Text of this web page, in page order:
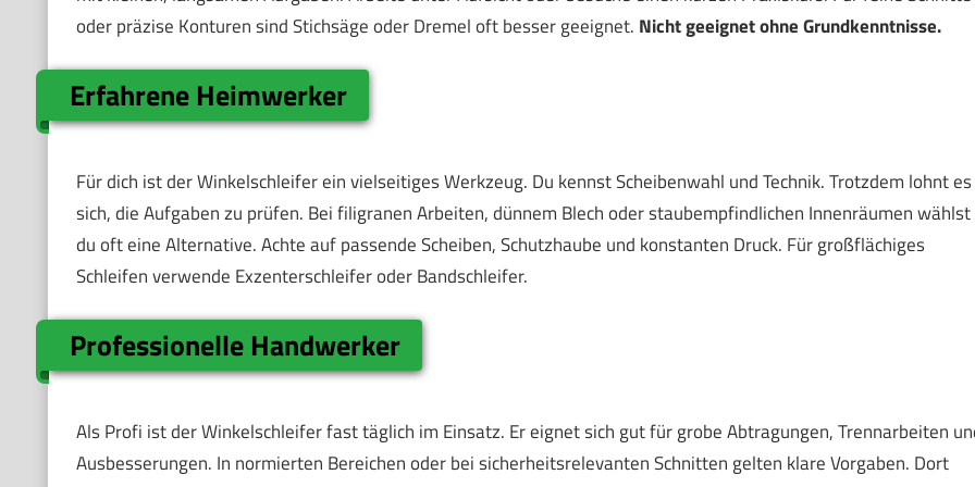
oder präzise Konturen sind Stichsäge oder Dremel oft besser geeignet. Nicht geeignet ohne Grundkenntnisse.
Erfahrene Heimwerker
Für dich ist der Winkelschleifer ein vielseitiges Werkzeug. Du kennst Scheibenwahl und Technik. Trotzdem lohnt es
sich, die Aufgaben zu prüfen. Bei filigranen Arbeiten, dünnem Blech oder staubempfindlichen Innenräumen wählst
du oft eine Alternative. Achte auf passende Scheiben, Schutzhaube und konstanten Druck. Für großflächiges
Schleifen verwende Exzenterschleifer oder Bandschleifer.
Professionelle Handwerker
Als Profi ist der Winkelschleifer fast täglich im Einsatz. Er eignet sich gut für grobe Abtragungen, Trennarbeiten
Ausbesserungen. In normierten Bereichen oder bei sicherheitsrelevanten Schnitten gelten klare Vorgaben. Dort